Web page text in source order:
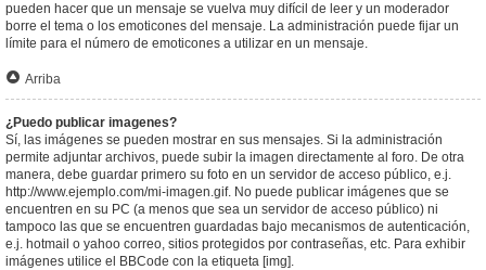
pueden hacer que un mensaje se vuelva muy difícil de leer y un moderador
borre el tema o los emoticones del mensaje. La administración puede fijar un
límite para el número de emoticones a utilizar en un mensaje.
Arriba
¿Puedo publicar imagenes?
Sí, las imágenes se pueden mostrar en sus mensajes. Si la administración
permite adjuntar archivos, puede subir la imagen directamente al foro. De otra
manera, debe guardar primero su foto en un servidor de acceso público, e.j.
http://www.ejemplo.com/mi-imagen.gif. No puede publicar imágenes que se
encuentren en su PC (a menos que sea un servidor de acceso público) ni
tampoco las que se encuentren guardadas bajo mecanismos de autenticación,
e.j. hotmail o yahoo correo, sitios protegidos por contraseñas, etc. Para exhibir
imágenes utilice el BBCode con la etiqueta [img].